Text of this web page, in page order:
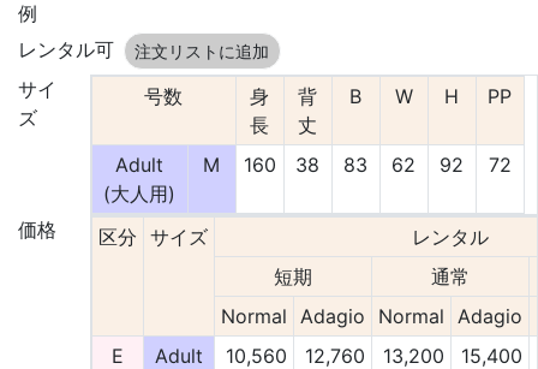
例
レンタル可 注文リストに追加
サイ
ズ
号数
身
長
背
丈
B W H PP
Adult
(大人用)
M 160 38 83 62 92 72
価格 区分 サイズ
レンタル
短期
通常
Normal Adagio Normal Adagio
E
Adult 10,560 12,760 13,200 15,400